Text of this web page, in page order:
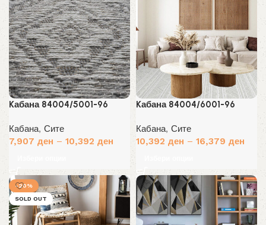
Kабана 84004/5001-96
Кабана, Сите
7,907 ден – 10,392 ден
Kабана 84004/6001-96
Кабана, Сите
10,392 ден – 16,379 ден
-20%
SOLD OUT